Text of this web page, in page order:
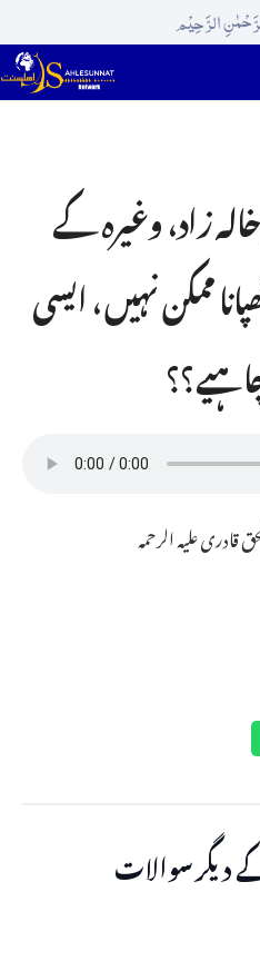
الرَّحِیْم
زاد، وغیرہ کے
ممکن نہیں ، ایسی
علیہ الرحمہ
سوالات